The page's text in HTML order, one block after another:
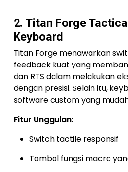
2. Titan Forge
Keyboard
Titan Forge menawarkan
feedback kuat yang
dan RTS dalam melakukan
dengan presisi. Selain itu,
software custom yang
Fitur Unggulan:
Switch tactile responsif
Tombol fungsi macro